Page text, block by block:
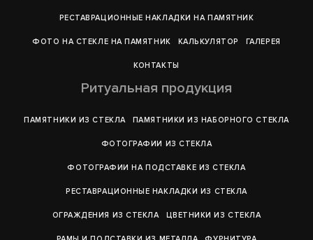
РЕСТАВРАЦИОННЫЕ НАКЛАДКИ НА ПАМЯТНИК
ФОТО НА СТЕКЛЕ НА ПАМЯТНИК КАЛЬКУЛЯТОР ГАЛЕРEЯ
КОНТАКТЫ
Ритуальная продукция
ПАМЯТНИКИ ИЗ СТЕКЛА ПАМЯТНИКИ ИЗ НАБОРНОГО СТЕКЛА
ФОТОГРАФИИ ИЗ СТЕКЛА
ФОТОГРАФИИ НА ПОДСТАВКЕ ИЗ СТЕКЛА
РЕСТАВРАЦИОННЫЕ НАКЛАДКИ ИЗ СТЕКЛА
ОГРАЖДЕНИЯ ИЗ СТЕКЛА ЦВЕТНИКИ ИЗ СТЕКЛА